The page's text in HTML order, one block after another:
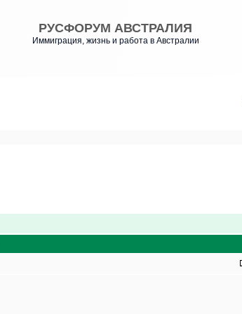
РУСФОРУМ АВСТРАЛИЯ
Иммиграция, жизнь и работа в Австралии